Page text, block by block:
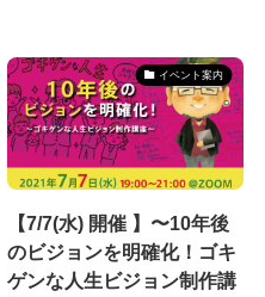
イベント案内
【7/7(水) 開催 】〜10年後
のビジョンを明確化！ゴキ
ゲンな人生ビジョン制作講